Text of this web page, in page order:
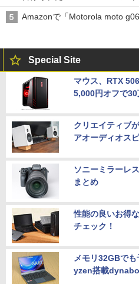
穴と楽天モバイルの課題
Amazonで「Motorola moto
Special Site
マウス、RTX
5,000円オフで30
クリエイティブ
アオーディオス
ソニーミラーレ
まとめ
性能の良いお得
チェック！
メモリ32GBで
yzen搭載